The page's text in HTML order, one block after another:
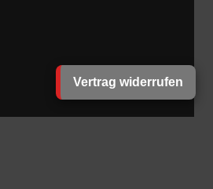
Vertrag widerrufen